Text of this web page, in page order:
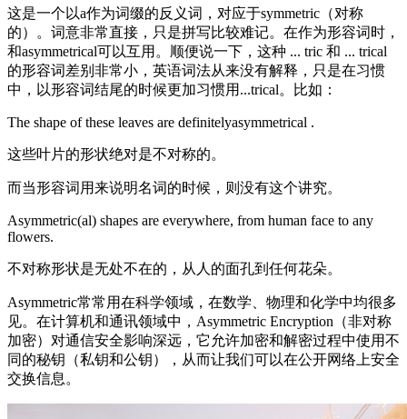
这是一个以a作为词缀的反义词，对应于symmetric（对称
的）。词意非常直接，只是拼写比较难记。在作为形容词时，
和asymmetrical可以互用。顺便说一下，这种 ... tric 和 ... trical
的形容词差别非常小，英语词法从来没有解释，只是在习惯
中，以形容词结尾的时候更加习惯用...trical。比如：
The shape of these leaves are definitelyasymmetrical .
这些叶片的形状绝对是不对称的。
而当形容词用来说明名词的时候，则没有这个讲究。
Asymmetric(al) shapes are everywhere, from human face to any
flowers.
不对称形状是无处不在的，从人的面孔到任何花朵。
Asymmetric常常用在科学领域，在数学、物理和化学中均很多
见。在计算机和通讯领域中，Asymmetric Encryption（非对称
加密）对通信安全影响深远，它允许加密和解密过程中使用不
同的秘钥（私钥和公钥），从而让我们可以在公开网络上安全
交换信息。